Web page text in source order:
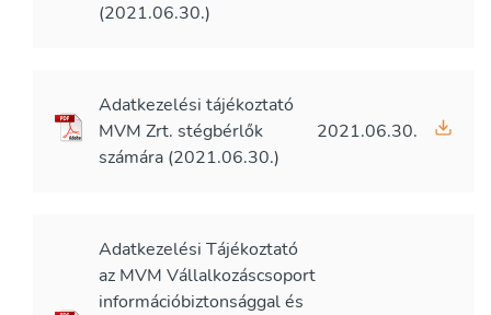
(2021.06.30.)
Adatkezelési tájékoztató
MVM Zrt. stégbérlők
számára (2021.06.30.)
2021.06.30.
Adatkezelési Tájékoztató
az MVM Vállalkozáscsoport
információbiztonsággal és